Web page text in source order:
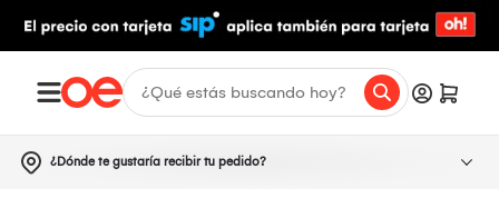
¿Dónde te gustaría recibir tu pedido?